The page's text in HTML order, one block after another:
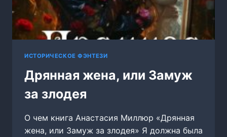
ИСТОРИЧЕСКОЕ ФЭНТЕЗИ
Дрянная жена, или Замуж
за злодея
О чем книга Анастасия Миллюр «Дрянная
жена, или Замуж за злодея» Я должна была